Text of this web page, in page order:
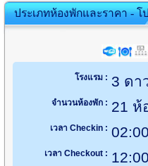
ประเภทห้องพักและราคา -
โรงแรม : 3 ดา
จำนวนห้องพัก : 21 ห้
เวลา Checkin :
เวลา Checkout :